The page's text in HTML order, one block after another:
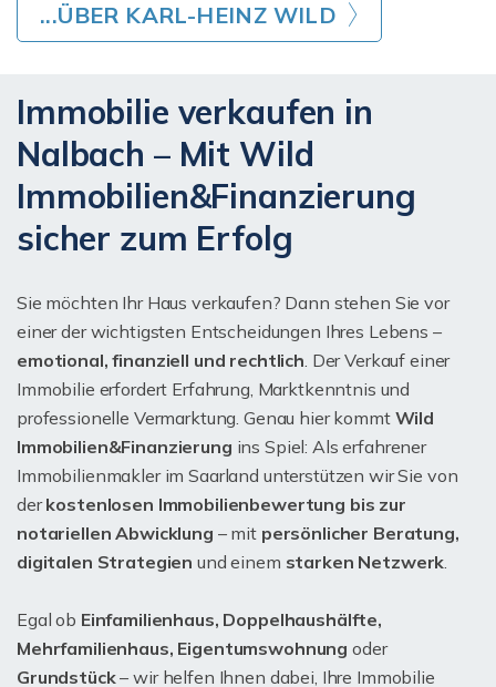
...ÜBER KARL-HEINZ WILD
Immobilie verkaufen in
Nalbach – Mit Wild
Immobilien&Finanzierung
sicher zum Erfolg
Sie möchten Ihr Haus verkaufen? Dann stehen Sie vor
einer der wichtigsten Entscheidungen Ihres Lebens –
emotional, finanziell und rechtlich. Der Verkauf einer
Immobilie erfordert Erfahrung, Marktkenntnis und
professionelle Vermarktung. Genau hier kommt Wild
Immobilien&Finanzierung ins Spiel: Als erfahrener
Immobilienmakler im Saarland unterstützen wir Sie von
derkostenlosen Immobilienbewertung bis zur
notariellen Abwicklung – mit persönlicher Beratung,
digitalen Strategien und einem starken Netzwerk.
Egal ob Einfamilienhaus, Doppelhaushälfte,
Mehrfamilienhaus, Eigentumswohnung oder
Grundstück– wir helfen Ihnen dabei, Ihre Immobilie